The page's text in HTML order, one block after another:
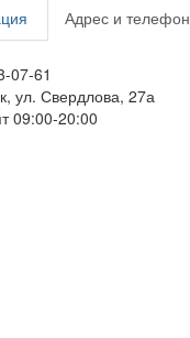
Адрес и телефон
07-61
ул. Свердлова, 27а
09:00-20:00